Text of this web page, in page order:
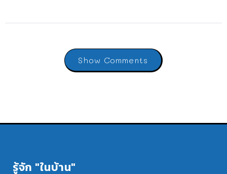
Show Comments
รู้จัก "ในบ้าน"